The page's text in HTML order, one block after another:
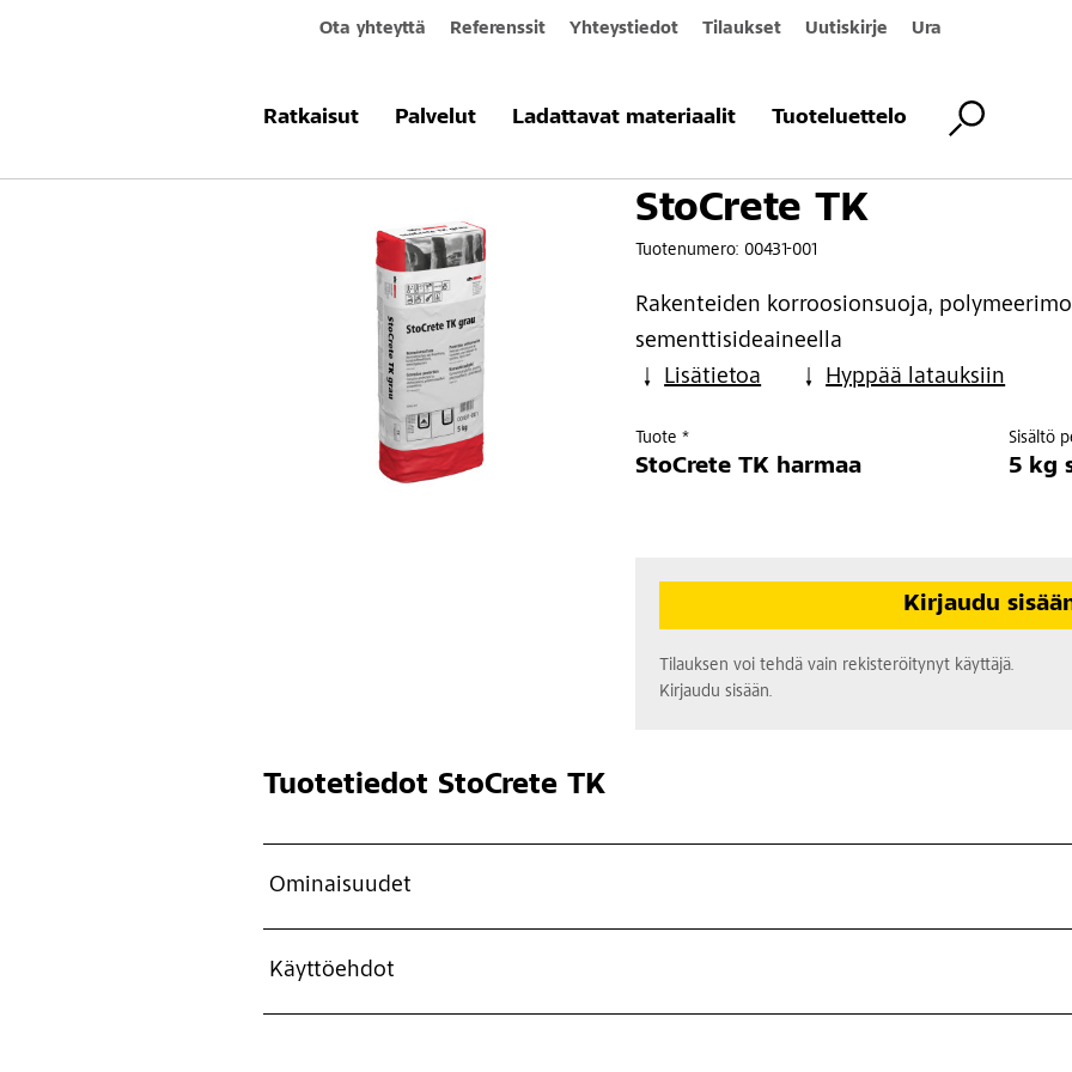
Ota yhteyttä Referenssit Yhteystiedot Tilaukset Uutiskirje Ura
Ratkaisut Palvelut Ladattavat materiaalit Tuoteluettelo
Tuotteet & järjestelmät StoCrete TK
StoCrete TK
Tuotenumero: 00431-001
Rakenteiden korroosionsuoja,
sementtisideaineella
Lisätietoa
Hyppää latauksiin
Tuote *
StoCrete TK harmaa
Sisältö
5 kg
Kirjaudu
Tilauksen voi tehdä vain rekisteröitynyt käyttäjä.
Kirjaudu sisään.
Tuotetiedot StoCrete TK
Ominaisuudet
Käyttöehdot